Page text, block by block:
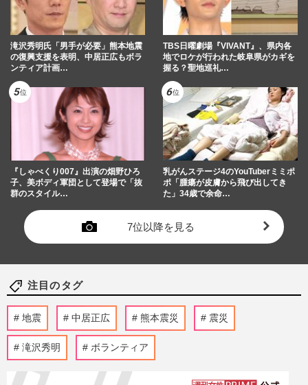
滝沢秀明氏「男手が必要」熊本地震
の復興支援を表明、中居正広もボラ
ンティア計画…
TBS日曜劇場『VIVANT』、県内各
地でロケが行われた岐阜県がカギを
握る？聖地巡礼…
『しゃべくり007』出演の畑野ひろ
子、美ボディ軍団として登場で「抜
群のスタイル…
乳がんステージ4のYouTuberミミポ
ポ「腫瘍が皮膚から飛び出してき
た」34歳で余命…
7位以降を見る
注目のタグ
地震 中居正広 熊本震災 震災
滝沢秀明 ボランティア